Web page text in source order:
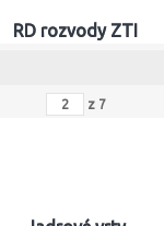
RD rozvody ZTI
z 7